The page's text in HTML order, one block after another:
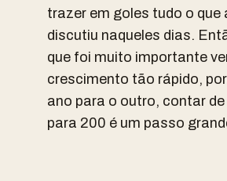
trazer em goles tudo o que
discutiu naqueles dias.
que foi muito importante
crescimento tão rápido,
ano para o outro, contar
para 200 é um passo